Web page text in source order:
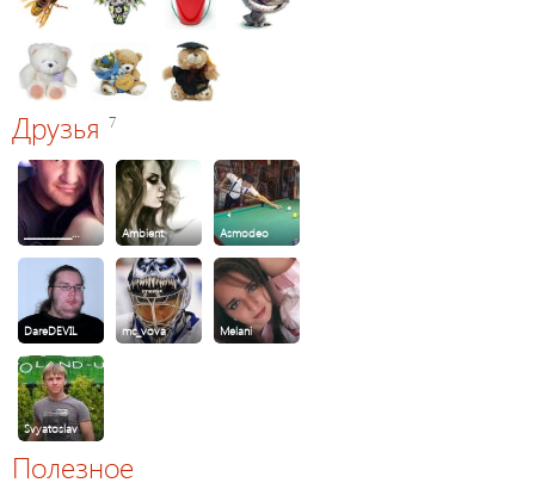
Друзья 7
__________… Ambient Asmodeo
DareDEVIL mc_vova Melani
Svyatoslav
Полезное